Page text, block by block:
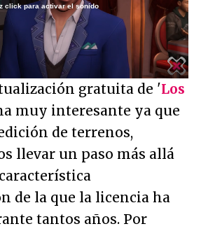
Unmute /
click para activar el sonido
gratuita de 'Los
muy interesante ya que
de terrenos,
llevar un paso más allá
de la que la licencia ha
tantos años. Por